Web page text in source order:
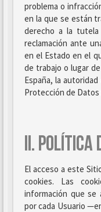
problema o
en la que se están
derecho a la
reclamación ante
en el Estado en el
de trabajo o lugar
España, la
Protección de
II. POLÍTICA
El acceso a este
cookies. Las
información que se
por cada Usuario